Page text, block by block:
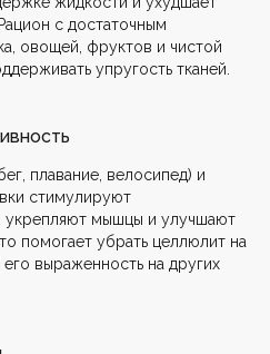
с достаточным
овощей, фруктов и чистой
упругость тканей.
плавание, велосипед) и
стимулируют
укрепляют мышцы и улучшают
помогает убрать целлюлит на
его выраженность на других